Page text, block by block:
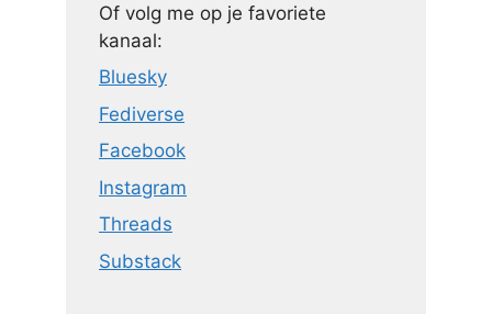
Of volg me op je favoriete
kanaal:
Bluesky
Fediverse
Facebook
Instagram
Threads
Substack